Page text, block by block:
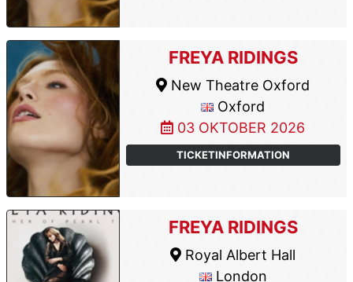
FREYA RIDINGS
New Theatre Oxford
Oxford
03 OKTOBER 2026
TICKETINFORMATION
FREYA RIDINGS
Royal Albert Hall
London